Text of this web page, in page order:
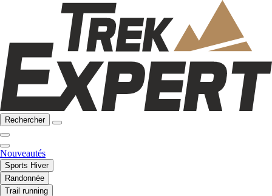
Rechercher
Nouveautés
Sports Hiver
Randonnée
Trail running